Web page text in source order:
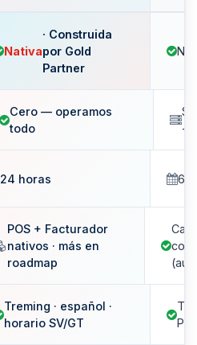
Nativa
· Construida
por Gold
Partner
Cero — operamos
todo
+
24 horas 6-
POS + Facturador
nativos · más en
roadmap
Treming · español ·
horario SV/GT